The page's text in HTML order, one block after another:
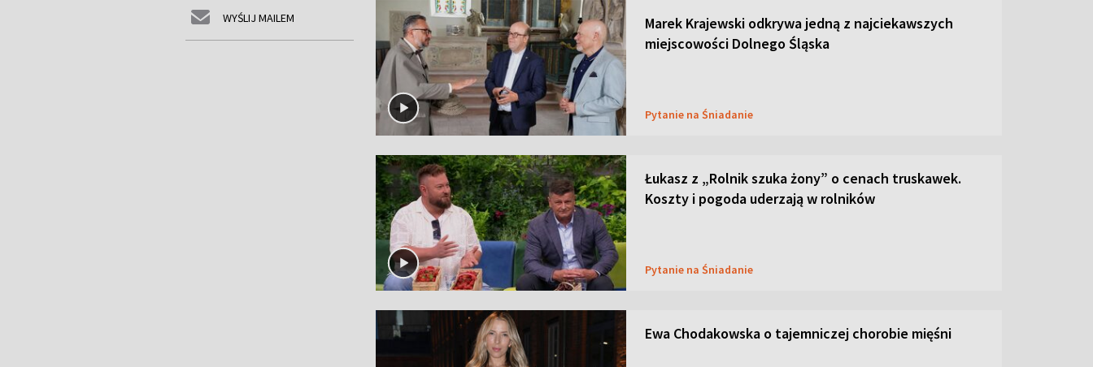
WYŚLIJ MAILEM
Marek Krajewski odkrywa jedną z najciekawszych
miejscowości Dolnego Śląska
Pytanie na Śniadanie
Łukasz z „Rolnik szuka żony” o cenach truskawek.
Koszty i pogoda uderzają w rolników
Pytanie na Śniadanie
Ewa Chodakowska o tajemniczej chorobie mięśni